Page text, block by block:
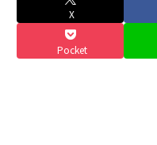
X
Pocket